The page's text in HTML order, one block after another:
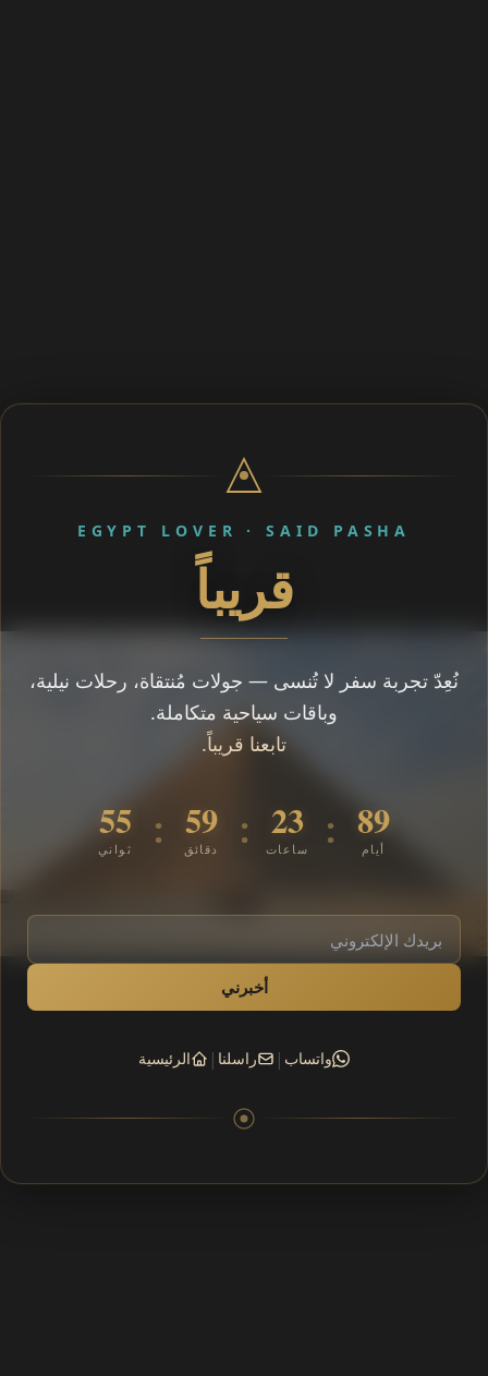
EGYPT LOVER · SAID PASHA
قريباً
نُعِدّ تجربة سفر لا تُنسى — جولات مُنتقاة، رحلات نيلية،
وباقات سياحية متكاملة.
تابعنا قريباً.
89
أيام :
23
ساعات :
59
دقائق :
55
ثواني
أخبرني
واتساب | راسلنا | الرئيسية